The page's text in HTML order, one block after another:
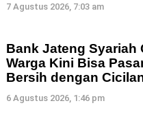
7 Agustus 2026, 7:03 am
Bank Jateng Syariah
Warga Kini Bisa
Bersih dengan
6 Agustus 2026, 1:46 pm